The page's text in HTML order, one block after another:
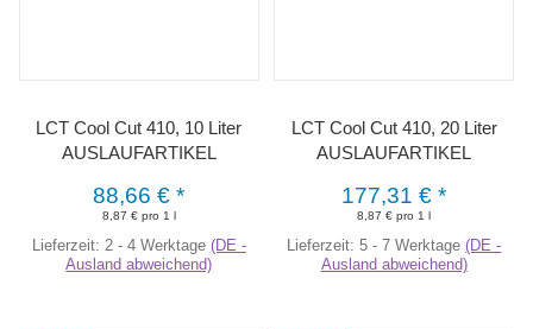
LCT Cool Cut 410, 10 Liter
AUSLAUFARTIKEL
88,66 €*
8,87 € pro 1 l
Lieferzeit: 2 - 4 Werktage (DE -
Ausland abweichend)
LCT Cool Cut 410, 20 Liter
AUSLAUFARTIKEL
177,31 €*
8,87 € pro 1 l
Lieferzeit:5 - 7 Werktage(DE -
Ausland abweichend)